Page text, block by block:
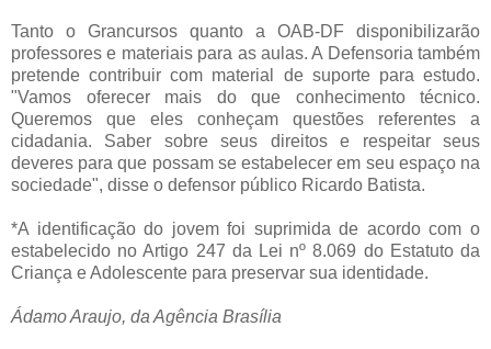
Tanto o Grancursos quanto a OAB-DF disponibilizarão
professores e materiais para as aulas. A Defensoria também
pretende contribuir com material de suporte para estudo.
"Vamos oferecer mais do que conhecimento técnico.
Queremos que eles conheçam questões referentes a
cidadania. Saber sobre seus direitos e respeitar seus
deveres para que possam se estabelecer em seu espaço na
sociedade", disse o defensor público Ricardo Batista.
*A identificação do jovem foi suprimida de acordo com o
estabelecido no Artigo 247 da Lei nº 8.069 do Estatuto da
Criança e Adolescente para preservar sua identidade.
Ádamo Araujo, da Agência Brasília